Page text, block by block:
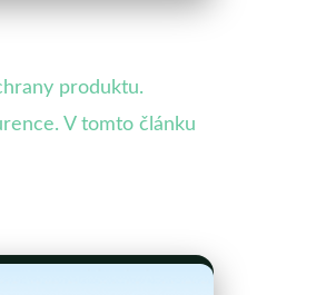
produktu.
V tomto článku